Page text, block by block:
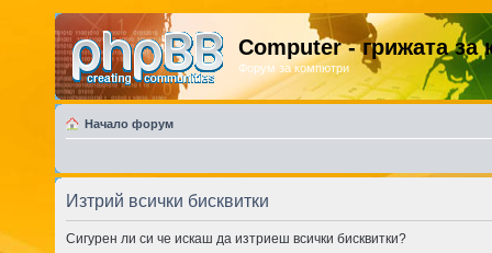
Computer - грижата
Форум за компютри
Начало форум
Изтрий всички бисквитки
Сигурен ли си че искаш да изтриеш всички бисквитки?